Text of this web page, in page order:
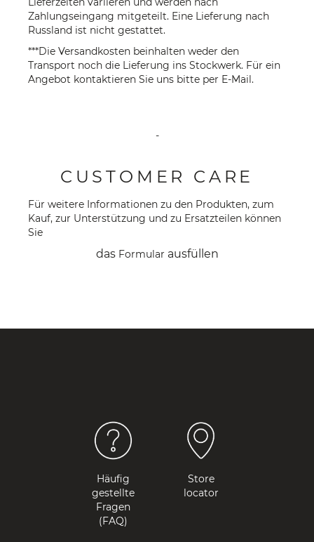
Zahlungseingang mitgeteilt. Eine Lieferung nach
Russland ist nicht gestattet.
***Die Versandkosten beinhalten weder den
Transport noch die Lieferung ins Stockwerk. Für ein
Angebot kontaktieren Sie uns bitte per E-Mail .
-
CUSTOMER CARE
Für weitere Informationen zu den Produkten, zum
Kauf, zur Unterstützung und zu Ersatzteilen können
Sie
das Formular ausfüllen
Häufig
gestellte
Fragen
(FAQ)
Store
locator